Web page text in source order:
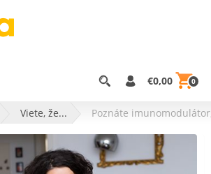
€0,00 0
Viete, že... Poznáte